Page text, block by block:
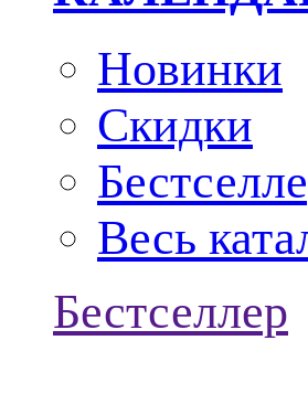
Новинки
Скидки
Весь
Бестселлер